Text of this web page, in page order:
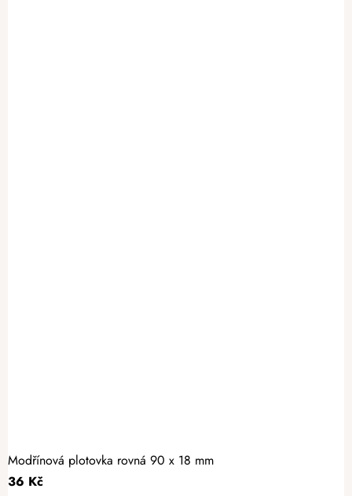
Modřínová plotovka rovná 90 x 18 mm
36 Kč